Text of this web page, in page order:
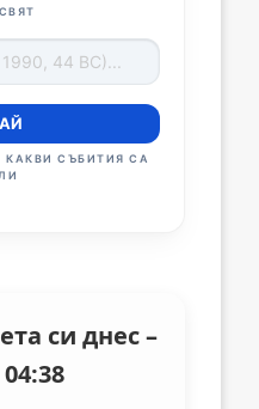
СЪБИТИЯ СА
си днес –